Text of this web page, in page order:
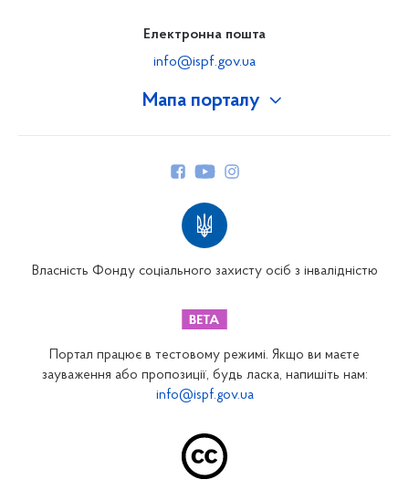
Мапа порталу
Закарпатське відділення
Запорізьке відділення
Електронна пошта
info@ispf.gov.ua
Власність Фонду соціального захисту осіб з інвалідністю
Портал працює в тестовому режимі. Якщо ви маєте
зауваження або пропозиції, будь ласка, напишіть нам:
info@ispf.gov.ua